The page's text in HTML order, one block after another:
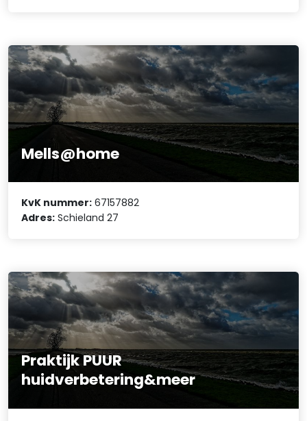
Mells@home
KvK nummer: 67157882
Adres: Schieland 27
Praktijk PUUR
huidverbetering&meer